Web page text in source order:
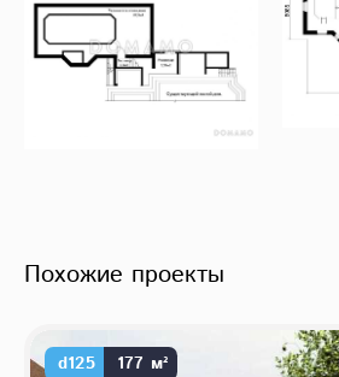
Похожие проекты
d125 177 м²